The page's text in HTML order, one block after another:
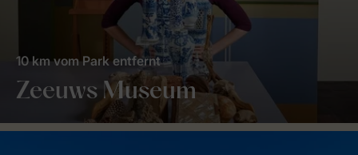
Zeeuws Museum
10 km vom Park entfernt